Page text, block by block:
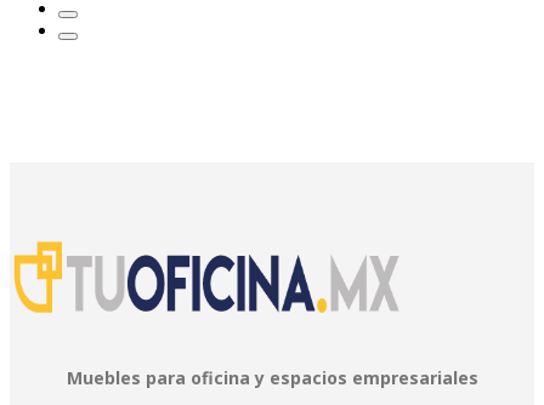
Muebles para oficina y espacios empresariales